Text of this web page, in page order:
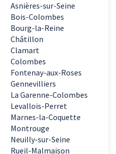
Asnières-sur-Seine
Bois-Colombes
Bourg-la-Reine
Châtillon
Clamart
Colombes
Fontenay-aux-Roses
Gennevilliers
La Garenne-Colombes
Levallois-Perret
Marnes-la-Coquette
Montrouge
Neuilly-sur-Seine
Rueil-Malmaison